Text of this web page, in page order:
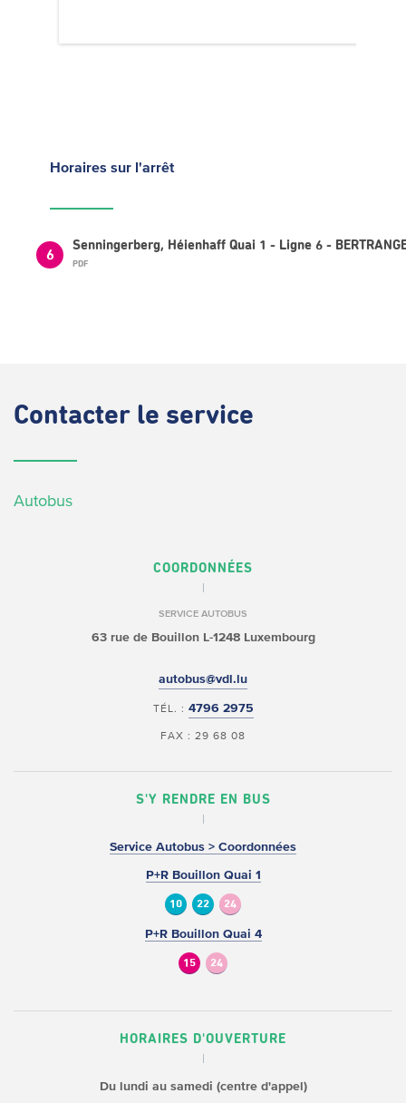
Horaires sur l'arrêt
6
Senningerberg, Héienhaff Quai 1 - Ligne 6 -
PDF
Contacter le service
Autobus
COORDONNÉES
SERVICE AUTOBUS
63 rue de BouillonL-1248 Luxembourg
autobus@vdl.lu
TÉL. : 4796 2975
FAX : 29 68 08
S'Y RENDRE EN BUS
Service Autobus > Coordonnées
P+R Bouillon Quai 1
10 22 24
P+R Bouillon Quai 4
15 24
HORAIRES D'OUVERTURE
Du lundi au samedi (centre d'appel)